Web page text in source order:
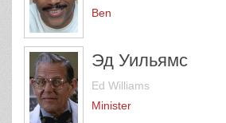
Ben
Эд Уильямс
Ed Williams
Minister